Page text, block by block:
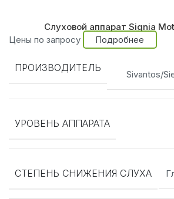
Слуховой аппарат Signia
Цены по запросу
Подробнее
ПРОИЗВОДИТЕЛЬ
Sivantos/
УРОВЕНЬ АППАРАТА
СТЕПЕНЬ СНИЖЕНИЯ СЛУХА